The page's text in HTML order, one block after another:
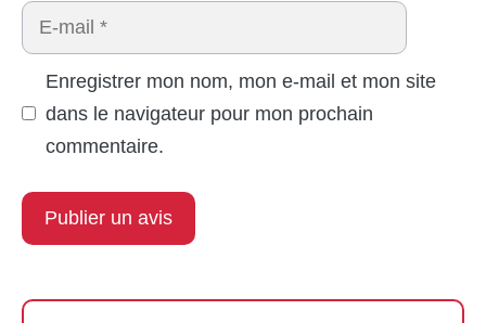
E-
mail
Enregistrer mon nom, mon e-mail et mon site
dans le navigateur pour mon prochain
commentaire.